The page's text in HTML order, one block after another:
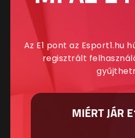
Az E1 pont az Esport1.hu
regisztrált
MIÉRT JÁR